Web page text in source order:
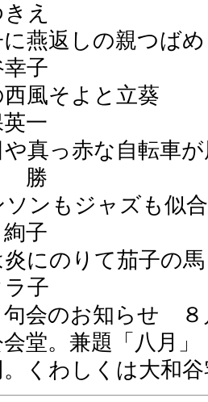
え
燕返しの親つばめ
子
風そよと立葵
一
真っ赤な自転車
勝
ソンもジャズも似
子
にのりて茄子の馬
子
会のお知らせ ８
堂。兼題「八月
。くわしくは大和